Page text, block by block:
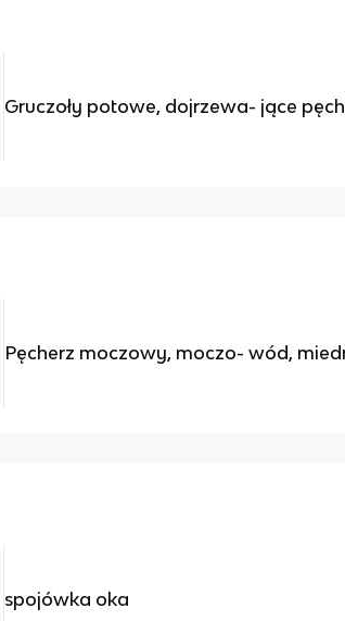
Gruczoły potowe, dojrzewa- jące
Pęcherz moczowy, moczo- wód,
spojówka oka